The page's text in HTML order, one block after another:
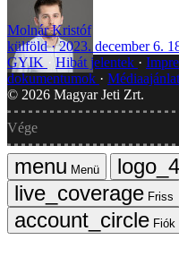
Molnár Kristóf
külföld
2023. december 6.
GYIK
Hibát jelentek
dokumentumok
Médiaajánlat
© 2026 Magyar Jeti Zrt.
Vége
Menü
Friss
Fiók